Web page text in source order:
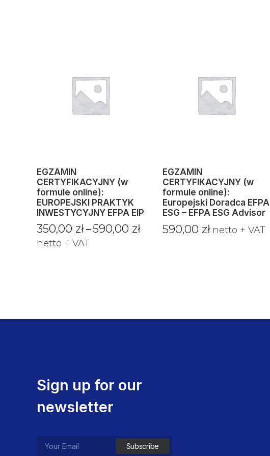
EGZAMIN
CERTYFIKACYJNY (w
formule online):
EUROPEJSKI PRAKTYK
INWESTYCYJNY EFPA EIP
350,00 zł – 590,00 złZakres
netto + VAT
EGZAMIN
CERTYFIKACYJNY (w
formule online):
Europejski Doradca EFPA
ESG – EFPA ESG Advisor
590,00 zł netto + VAT
Sign up for our
newsletter